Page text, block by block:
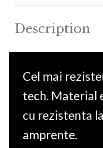
Description
Cel mai
tech. Material
cu rezistenta
amprente.